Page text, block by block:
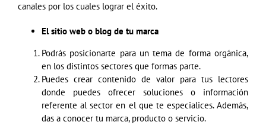
canales por los cuales lograr el éxito.
El sitio web o blog de tu marca
Podrás posicionarte para un tema de forma orgánica,
en los distintos sectores que formas parte.
Puedes crear contenido de valor para tus lectores
donde puedes ofrecer soluciones o información
referente al sector en el que te especialices. Además,
das a conocer tu marca, producto o servicio.